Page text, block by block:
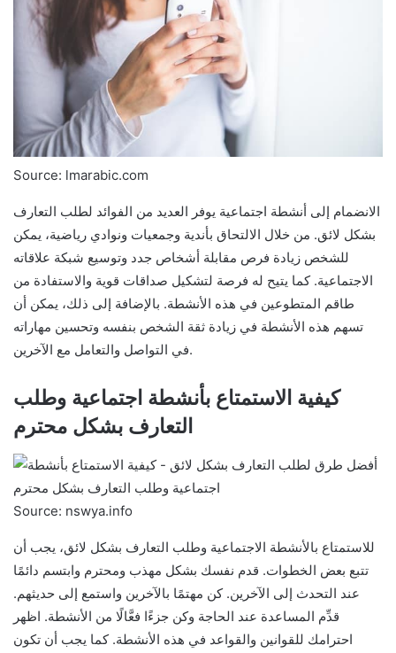
Source: lmarabic.com
الانضمام إلى أنشطة اجتماعية يوفر العديد من الفوائد لطلب التعارف
بشكل لائق. من خلال الالتحاق بأندية وجمعيات ونوادي رياضية، يمكن
للشخص زيادة فرص مقابلة أشخاص جدد وتوسيع شبكة علاقاته
الاجتماعية. كما يتيح له فرصة لتشكيل صداقات قوية والاستفادة من
طاقم المتطوعين في هذه الأنشطة. بالإضافة إلى ذلك، يمكن أن
تسهم هذه الأنشطة في زيادة ثقة الشخص بنفسه وتحسين مهاراته
في التواصل والتعامل مع الآخرين.
كيفية الاستمتاع بأنشطة اجتماعية وطلب
التعارف بشكل محترم
Source: nswya.info
للاستمتاع بالأنشطة الاجتماعية وطلب التعارف بشكل لائق، يجب أن
تتبع بعض الخطوات. قدم نفسك بشكل مهذب ومحترم وابتسم دائمًا
عند التحدث إلى الآخرين. كن مهتمًا بالآخرين واستمع إلى حديثهم.
قدِّم المساعدة عند الحاجة وكن جزءًا فعَّالًا من الأنشطة. اظهر
احترامك للقوانين والقواعد في هذه الأنشطة. كما يجب أن تكون